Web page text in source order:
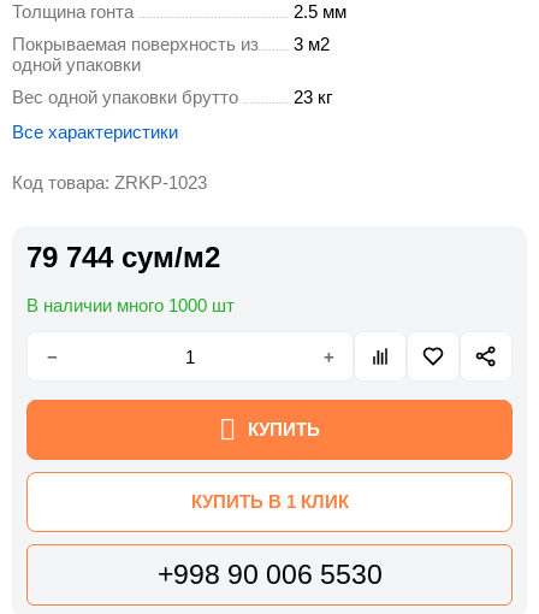
Толщина гонта
2.5 мм
Покрываемая поверхность из
одной упаковки
3 м2
Вес одной упаковки брутто
23 кг
Все характеристики
Код товара: ZRKP-1023
79 744 сум/м2
В наличии много 1000 шт
− +
КУПИТЬ
КУПИТЬ В 1 КЛИК
+998 90 006 5530